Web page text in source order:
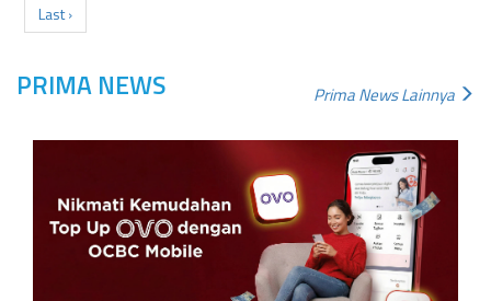
Last ›
PRIMA NEWS Prima News Lainnya